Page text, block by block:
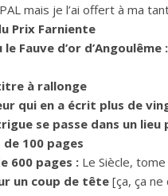
mais je l’ai offert à ma
Prix Farniente
Fauve d’or d’Angoulême :
à rallonge
qui en a écrit plus de
se passe dans un lieu
100 pages
600 pages : Le Siècle, tome
un coup de tête [ça, ça